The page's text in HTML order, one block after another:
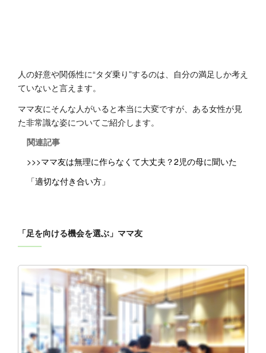
人の好意や関係性に“タダ乗り”するのは、自分の満足しか考え
ていないと言えます。
ママ友にそんな人がいると本当に大変ですが、ある女性が見
た非常識な姿についてご紹介します。
関連記事
>>>ママ友は無理に作らなくて大丈夫？2児の母に聞いた
「適切な付き合い方」
「足を向ける機会を選ぶ」ママ友